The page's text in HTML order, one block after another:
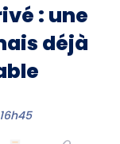
: une
déjà